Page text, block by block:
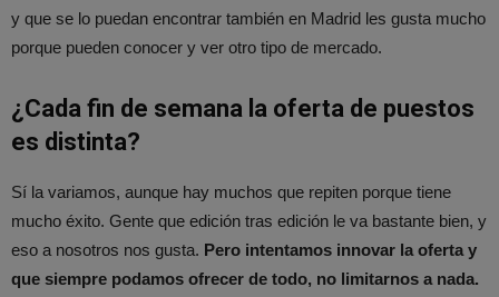
y que se lo puedan encontrar también en Madrid les gusta mucho
porque pueden conocer y ver otro tipo de mercado.
¿Cada fin de semana la oferta de puestos
es distinta?
Sí la variamos, aunque hay muchos que repiten porque tiene
mucho éxito. Gente que edición tras edición le va bastante bien, y
eso a nosotros nos gusta. Pero intentamos innovar la oferta y
que siempre podamos ofrecer de todo, no limitarnos a nada.